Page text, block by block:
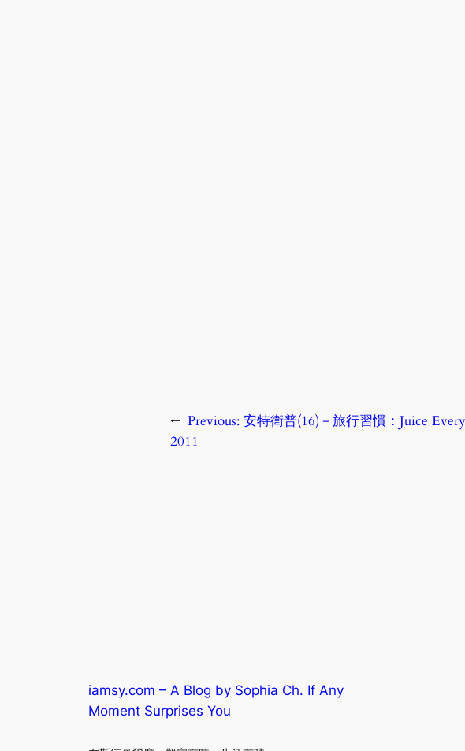
← Previous: 安特衛普(16)－旅行習慣：Juice
2011
iamsy.com – A Blog by Sophia Ch. If Any
Moment Surprises You